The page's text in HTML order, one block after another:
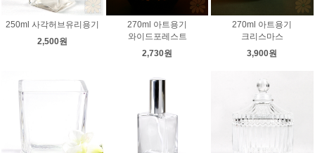
250ml 사각허브유리용기
2,500원
270ml 아트용기
와이드포레스트
2,730원
270ml 아트용기
크리스마스
3,900원